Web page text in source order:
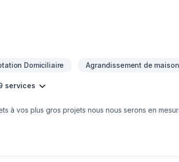
ainsi de notre expertise, de notre expérience
Domiciliaire Agrandissement de maison
services
à vos plus gros projets nous nous serons en